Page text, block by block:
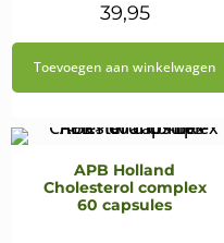
39,95
Toevoegen aan winkelwagen
APB Holland
Cholesterol complex
60 capsules